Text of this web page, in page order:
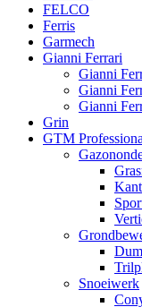
FELCO
Ferris
Garmech
Gianni Ferrari
Gianni
Gianni
Gianni
Grin
GTM
Snoeiwerk